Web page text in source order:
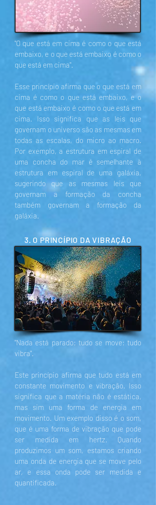
"O que está em cima é como o que está
embaixo, e o que está embaixo é como o
que está em cima".
Esse princípio afirma que o que está em
cima é como o que está embaixo, e o
que está embaixo é como o que está em
cima. Isso significa que as leis que
governam o universo são as mesmas em
todas as escalas, do micro ao macro.
Por exemplo, a estrutura em espiral de
uma concha do mar é semelhante à
estrutura em espiral de uma galáxia,
sugerindo que as mesmas leis que
governam a formação da concha
também governam a formação da
galáxia.
3. O PRINCÍPIO DA VIBRAÇÃO
"Nada está parado; tudo se move; tudo
vibra".
Este princípio afirma que tudo está em
constante movimento e vibração. Isso
significa que a matéria não é estática,
mas sim uma forma de energia em
movimento. Um exemplo disso é o som,
que é uma forma de vibração que pode
ser medida em hertz. Quando
produzimos um som, estamos criando
uma onda de energia que se move pelo
ar, e essa onda pode ser medida e
quantificada.